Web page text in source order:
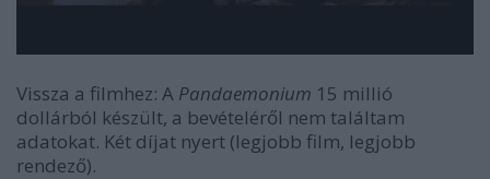
Vissza a filmhez: A Pandaemonium 15 millió
dollárból készült, a bevételéről nem találtam
adatokat. Két díjat nyert (legjobb film, legjobb
rendező).